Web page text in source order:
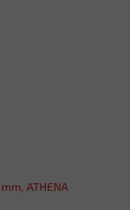
ATHENA